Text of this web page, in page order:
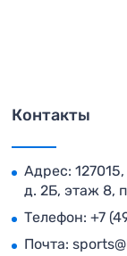
Контакты
Адрес:
д. 2Б, этаж 8,
Телефон: +7
Почта: